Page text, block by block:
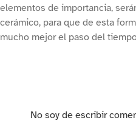
elementos de importancia,
cerámico, para que de esta
mucho mejor el paso del
No soy de escribir